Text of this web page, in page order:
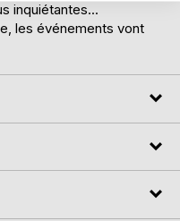
inquiétantes...
les événements vont